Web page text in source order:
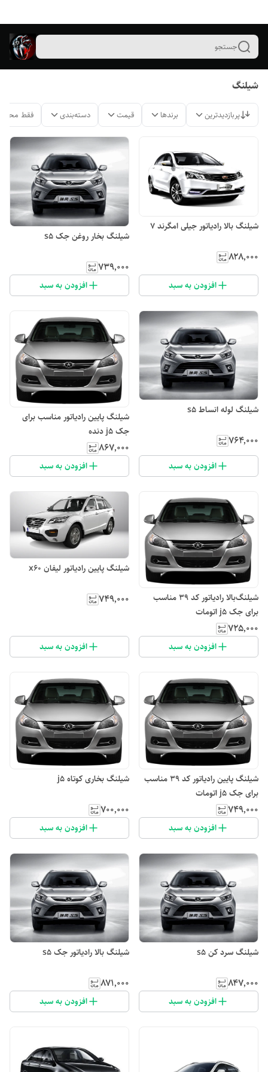
جستجو
شیلنگ
پربازدیدترین برندها قیمت دسته‌بندی فقط
شیلنگ بالا رادیاتور جیلی امگرند ۷
۸۲۸٬۰۰۰
افزودن به سبد
شیلنگ بخار روغن جک s5
۷۳۹٬۰۰۰
افزودن به سبد
شیلنگ لوله انساط s5
۷۶۴٬۰۰۰
افزودن به سبد
شیلنگ پایین رادیاتور مناسب برای
جک j5 دنده
۸۶۷٬۰۰۰
افزودن به سبد
شیلنگ‌بالا رادیاتور کد ۳۹ مناسب
برای جک j5 اتومات
۷۲۵٬۰۰۰
افزودن به سبد
شیلنگ پایین رادیاتور لیفان x60
۷۴۹٬۰۰۰
افزودن به سبد
شیلنگ پایین رادیاتور کد ۳۹ مناسب
برای جک j5 اتومات
۷۴۹٬۰۰۰
افزودن به سبد
شیلنگ بخاری کوتاه j5
۷۰۰٬۰۰۰
افزودن به سبد
شیلنگ سرد کن s5
۸۴۷٬۰۰۰
افزودن به سبد
شیلنگ بالا رادیاتور جک s5
۸۷۱٬۰۰۰
افزودن به سبد